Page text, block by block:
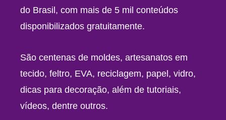
do Brasil, com mais de 5 mil conteúdos
disponibilizados gratuitamente.
São centenas de moldes, artesanatos em
tecido, feltro, EVA, reciclagem, papel, vidro,
dicas para decoração, além de tutoriais,
vídeos, dentre outros.